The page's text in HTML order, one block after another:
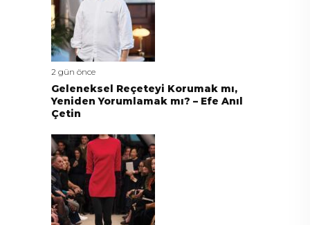
2 gün önce
Geleneksel Reçeteyi Korumak mı,
Yeniden Yorumlamak mı? – Efe Anıl
Çetin